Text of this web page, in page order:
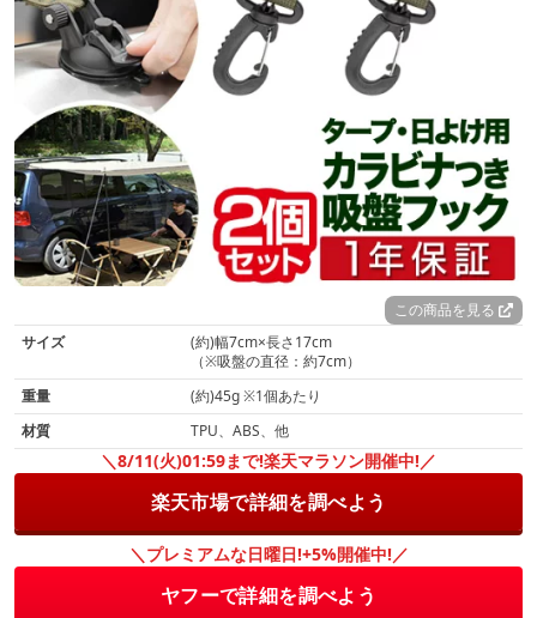
この商品を見る
サイズ
(約)幅7cm×長さ17cm
（※吸盤の直径：約7cm）
重量
(約)45g ※1個あたり
材質
TPU、ABS、他
＼8/11(火)01:59まで!楽天マラソン開催中!／
楽天市場で詳細を調べよう
＼プレミアムな日曜日!+5%開催中!／
ヤフーで詳細を調べよう